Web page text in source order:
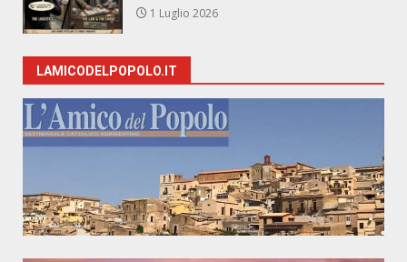
1 Luglio 2026
LAMICODELPOPOLO.IT